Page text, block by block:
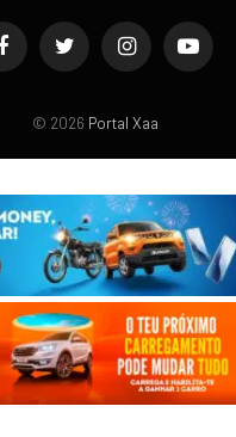
FacebookTwitter InstagramYouTube
© 2026 Portal Xaa